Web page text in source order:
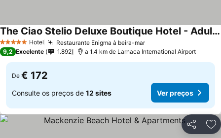
5 Estrelas Hotel Restaurante Enigma à beira-marVer preços
The Ciao Stelio Deluxe Boutique Hotel - Adults Only
Ver preços
9,2 Excelente 1.892 a 1.4 km de Larnaca International Airport
De € 172
Consulte os preços de 12 sites Ver preços
Partilhar